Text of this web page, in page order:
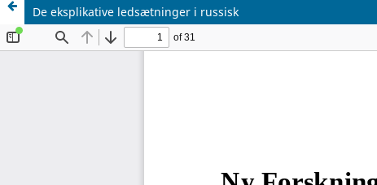
De eksplikative ledsætninger i russisk